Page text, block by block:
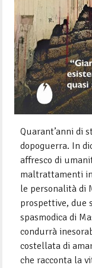
Quarant’anni di
dopoguerra. In
affresco di
maltrattamenti
le personalità di
prospettive, due
spasmodica di
condurrà
costellata di
che racconta la